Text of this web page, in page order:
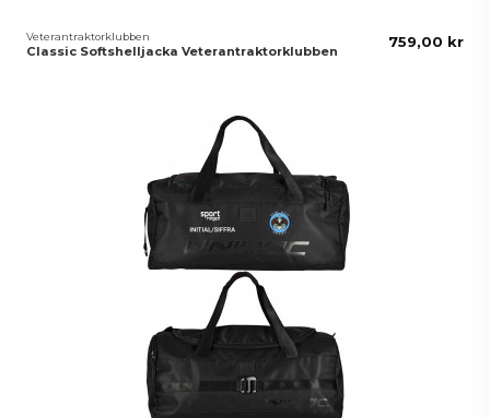
Veterantraktorklubben
Classic Softshelljacka Veterantraktorklubben
759,00 kr